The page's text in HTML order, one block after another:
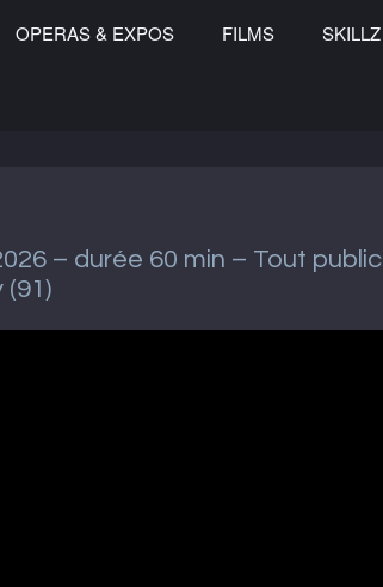
OPERAS & EXPOS FILMS SKILLZ
– durée 60 min – Tout public
(91)